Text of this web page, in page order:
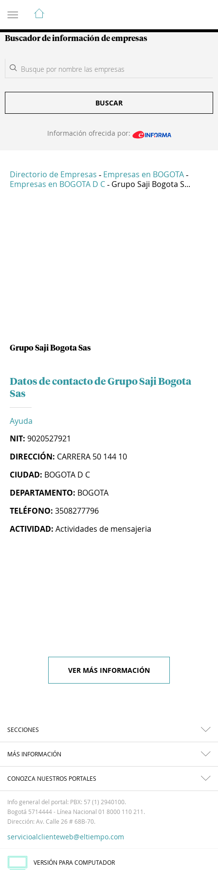
Guía de Empresas Colombianas
Buscador de información de empresas
BUSCAR
Información ofrecida por:
Directorio de Empresas - Empresas en BOGOTA -
Empresas en BOGOTA D C - Grupo Saji Bogota S...
Grupo Saji Bogota Sas
Datos de contacto de Grupo Saji Bogota
Sas
Ayuda
NIT: 9020527921
DIRECCIÓN: CARRERA 50 144 10
CIUDAD: BOGOTA D C
DEPARTAMENTO: BOGOTA
TELÉFONO: 3508277796
ACTIVIDAD: Actividades de mensajeria
VER MÁS INFORMACIÓN
SECCIONES
MÁS INFORMACIÓN
CONOZCA NUESTROS PORTALES
Info general del portal: PBX: 57 (1) 2940100.
Bogotá 5714444 - Línea Nacional 01 8000 110 211.
Dirección: Av. Calle 26 # 68B-70.
servicioalclienteweb@eltiempo.com
VERSIÓN PARA COMPUTADOR